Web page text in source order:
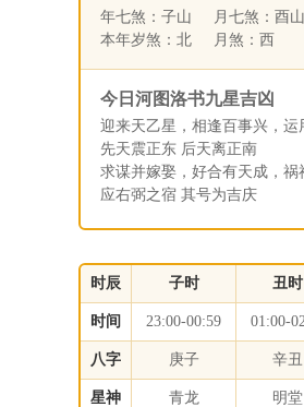
年七煞：子山 月七煞：酉
本年岁煞：北 月煞：西
今日河图洛书九星吉凶
迎来天乙星，相逢百事兴，运
先天震正东 后天离正南
求谋并嫁娶，好合有天成，祸
应右弼之宿 其号为吉庆
时辰 子时 丑时
时间 23:00-00:59 01:00-
八字 庚子 辛丑
星神 青龙 明堂